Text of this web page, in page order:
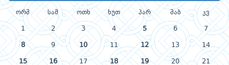
ორშ სამ ოთხ ხუთ პარ შაბ კვ
1 2 3 4 5 6 7
8 9 10 11 12 13 14
15 16 17 18 19 20 21